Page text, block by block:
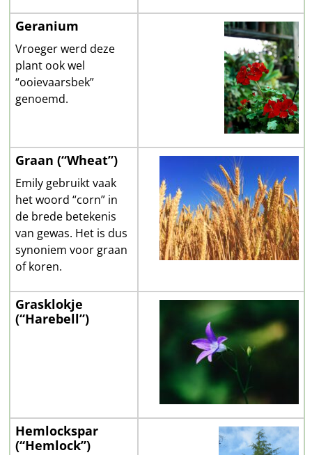
Geranium
Vroeger werd deze
plant ook wel
“ooievaarsbek”
genoemd.
Graan (“Wheat”)
Emily gebruikt vaak
het woord “corn” in
de brede betekenis
van gewas. Het is dus
synoniem voor graan
of koren.
Grasklokje
(“Harebell”)
Hemlockspar
(“Hemlock”)